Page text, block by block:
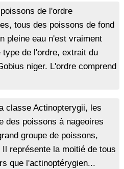
de l'ordre
tous des poissons de fond
pleine eau n'est vraiment
de l'ordre, extrait du
niger. L'ordre comprend
classe Actinopterygii, les
des poissons à nageoires
groupe de poissons,
représente la moitié de tous
que l'actinoptérygien...